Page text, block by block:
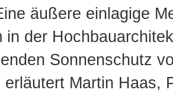
äußere einlagige
in der
Sonnenschutz
erläutert Martin Haas,